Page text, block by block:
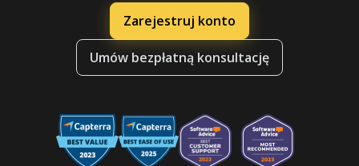
Zarejestruj konto
Umów bezpłatną konsultację